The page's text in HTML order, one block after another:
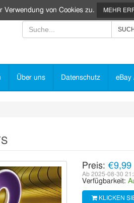
Über uns Datenschutz eBay
Preis: €9,99
Ab 2025-08-30
Verfügbarkeit:
KLICKEN
Verwendung von Cookies zu. MEHR